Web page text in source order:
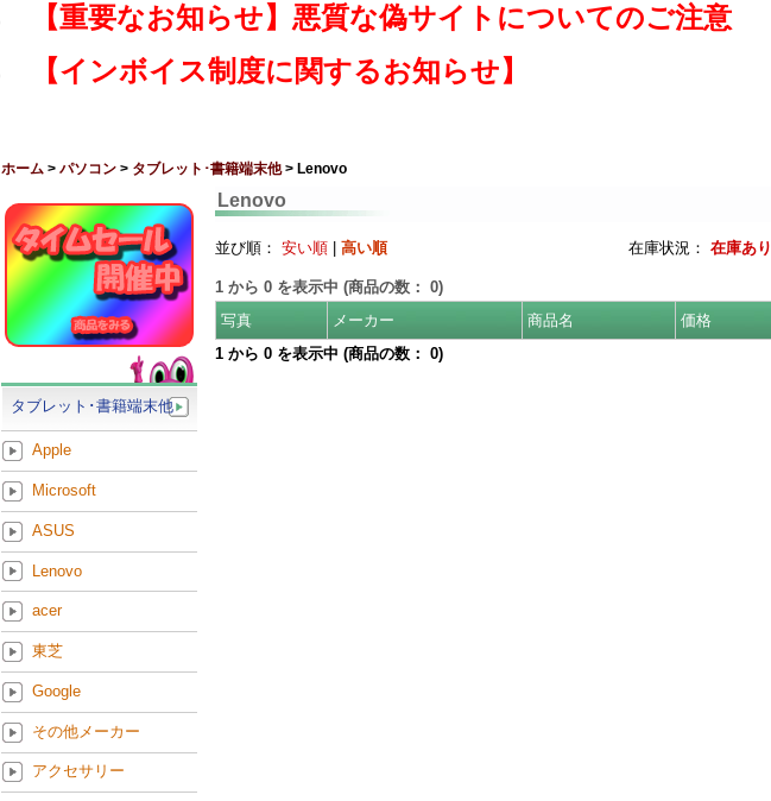
【重要なお知らせ】悪質な偽サイトについてのご注意
【インボイス制度に関するお知らせ】
ホーム > パソコン > タブレット･書籍端末他> Lenovo
Lenovo
並び順： 安い順 高い順在庫状況： 在庫あり
1 から 0 を表示中 (商品の数： 0)
写真
メーカー 商品名 価格
1 から 0 を表示中 (商品の数： 0)
タブレット･書籍端末他
Apple
Microsoft
ASUS
Lenovo
acer
東芝
Google
その他メーカー
アクセサリー